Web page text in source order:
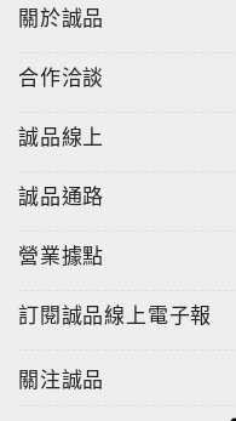
關於誠品
合作洽談
誠品線上
誠品通路
營業據點
訂閱誠品線上電子報
關注誠品